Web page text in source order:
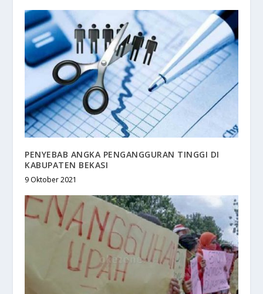
PENYEBAB ANGKA PENGANGGURAN TINGGI DI
KABUPATEN BEKASI
9 Oktober 2021